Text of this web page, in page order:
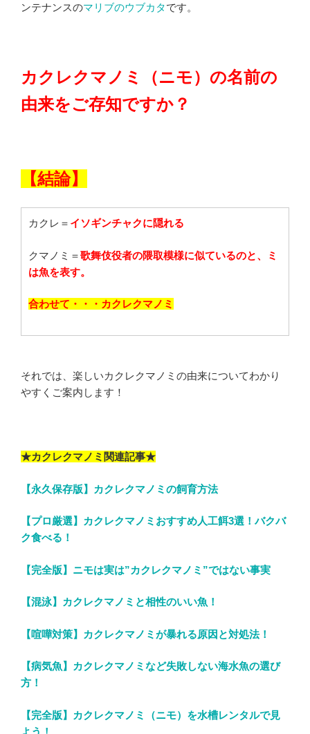
ンテナンスのマリブのウブカタです。
カクレクマノミ（ニモ）の名前の
由来をご存知ですか？
【結論】
カクレ＝ イソギンチャクに隠れる
クマノミ＝歌舞伎役者の隈取模様に似ているのと、ミ
は魚を表す。
合わせて・・・カクレクマノミ
それでは、楽しいカクレクマノミの由来についてわかり
やすくご案内します！
★カクレクマノミ関連記事★
【永久保存版】カクレクマノミの飼育方法
【プロ厳選】カクレクマノミおすすめ人工餌3選！バクバ
ク食べる！
【完全版】ニモは実は”カクレクマノミ”ではない事実
【混泳】カクレクマノミと相性のいい魚！
【喧嘩対策】カクレクマノミが暴れる原因と対処法！
【病気魚】カクレクマノミなど失敗しない海水魚の選び
方！
【完全版】カクレクマノミ（ニモ）を水槽レンタルで見
よう！